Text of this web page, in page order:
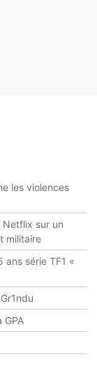
les violences
Netflix sur un
militaire
ans série TF1 «
GPA